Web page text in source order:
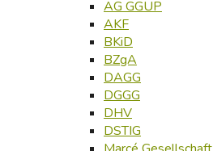
AG GGUP
AKF
BKiD
BZgA
DAGG
DGGG
DHV
DSTIG